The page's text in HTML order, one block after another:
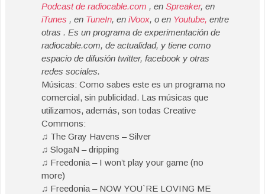
Podcast de radiocable.com , en Spreaker, en
iTunes , en TuneIn, en iVoox, o en Youtube, entre
otras . Es un programa de experimentación de
radiocable.com, de actualidad, y tiene como
espacio de difusión twitter, facebook y otras
redes sociales.
Músicas: Como sabes este es un programa no
comercial, sin publicidad. Las músicas que
utilizamos, además, son todas Creative
Commons:
♫ The Gray Havens – Silver
♫ SlogaN – dripping
♫ Freedonia – I won’t play your game (no
more)
♫ Freedonia – NOW YOU`RE LOVING ME